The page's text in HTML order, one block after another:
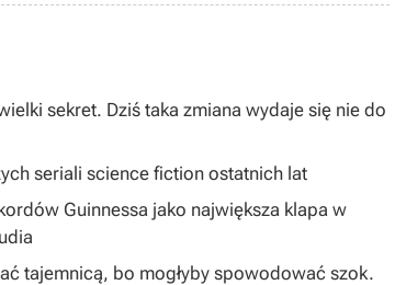
sekret. Dziś taka zmiana wydaje się nie do
seriali science fiction ostatnich lat
Guinnessa jako największa klapa w
tajemnicą, bo mogłyby spowodować szok.